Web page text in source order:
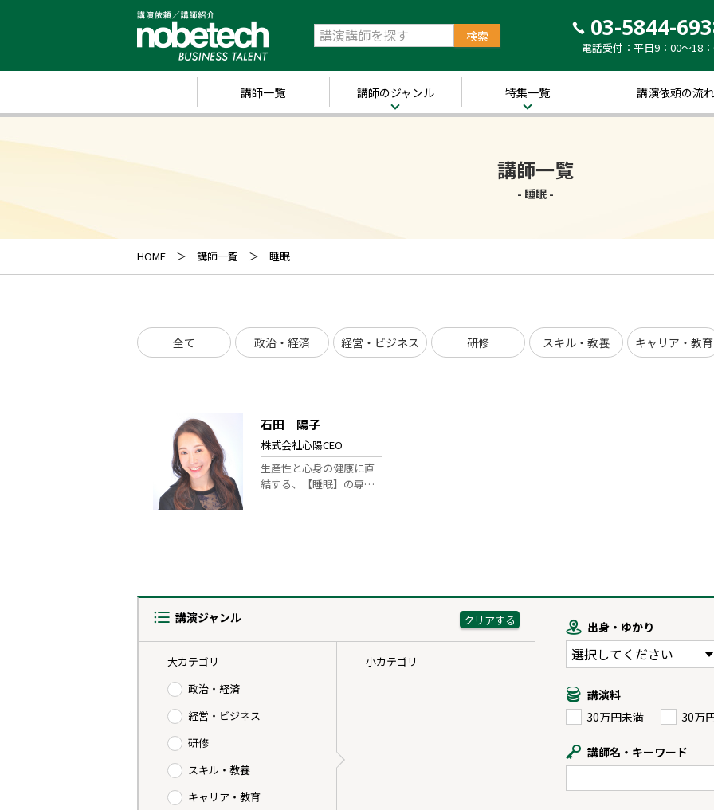
03-5844-
電話受付：平日9：00～18
講師一覧 講師のジャンル 特集一覧
～経営の“実践者”が
語る～ 講演のできる
経営者特集
y”において「10分講
講演依頼の流れ
講師一覧
- 睡眠 -
HOME 講師一覧 睡眠
全て 政治・経済 経営・ビジネス 研修 スキル・教養 キャリア・教育
石田 陽子
株式会社心陽CEO
生産性と心身の健康に直
結する、【睡眠】の専…
講演ジャンル
大カテゴリ
政治・経済
経営・ビジネス
研修
スキル・教養
キャリア・教育
小カテゴリ
出身・ゆかり
講演料
30万円未満
30万
講師名・キーワード